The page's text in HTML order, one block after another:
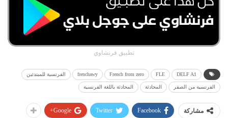
تطبيق فرنشاوي
DELF A1
FLE
French from zero
frenchawy الفرنسية للمبتدئين
الفرنسية من الصفر المحادثة المحادثة باللغة الفرنسية
مشاركة Facebook
Twitter
Google+